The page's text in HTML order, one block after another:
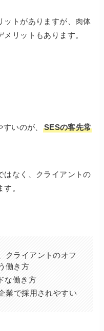
ットがありますが、肉体
リットもあります。
いのが、
SESの客先常
はなく、クライアントの
。
クライアントのオフ
働き方
な働き方
業で採用されやすい